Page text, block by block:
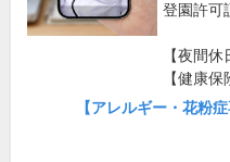
登園許可
【夜間
【健康保
【アレルギー・花粉